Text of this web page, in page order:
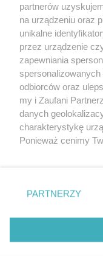
O FIRMIE
REKLAMA
Aktualności
Tcz24
Historia miasta
partnerów
na urządzeniu oraz
unikalne
przez urządzenie
zapewniania
odbiorców oraz
my i Zaufani
danych
charakterystykę
Ponieważ cenimy
znajdujący się w
przetwarzaniu.
PARTNERZY